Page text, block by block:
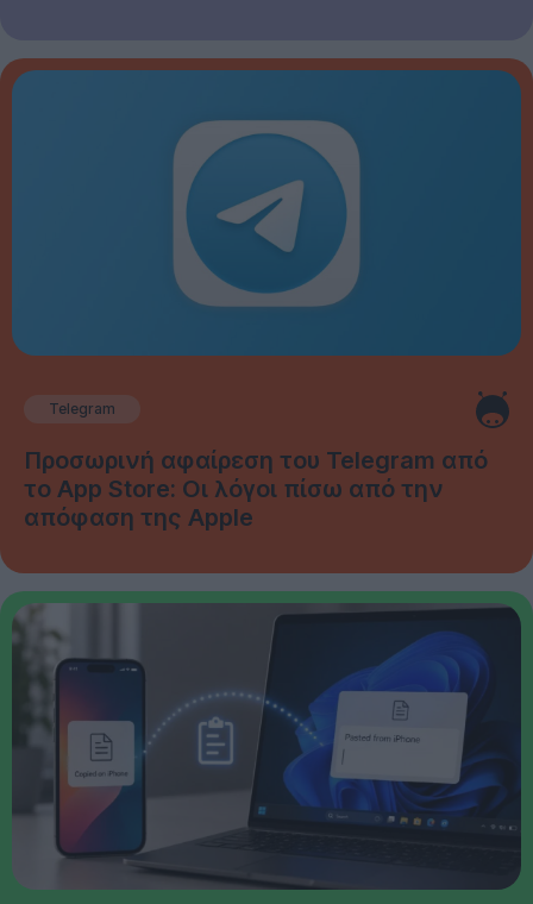
Telegram
Προσωρινή αφαίρεση του Telegram από
το App Store: Οι λόγοι πίσω από την
απόφαση της Apple